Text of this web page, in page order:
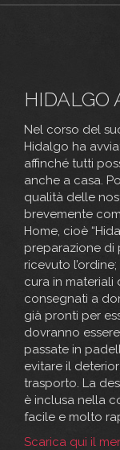
HIDALGO
Nel corso del
Hidalgo ha
affinché tutti
anche a casa.
qualità delle
brevemente
Home, cioè
preparazione di
ricevuto
cura in materiali
consegnati a
già pronti per
dovranno
passate in
evitare il
trasporto. La
è inclusa nella
facile e molto
Scarica qui il